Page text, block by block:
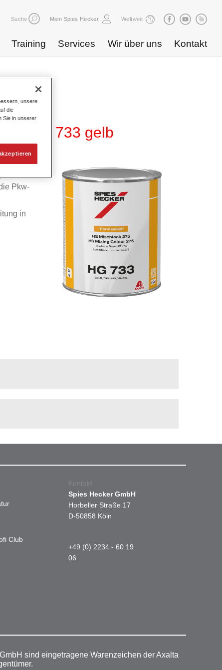
Suche Mein Spies Hecker Weltweit
Training Services Wir über uns Kontakt
HG 733 gelb
Pkw-
in
Club
Kontakt
Spies Hecker GmbH
Horbeller Straße 17
D-50858 Köln
+49 (0) 2234 - 60 19
06
sind eingetragene Warenzeichen der Axalta
unsere
die
Sie in unserer